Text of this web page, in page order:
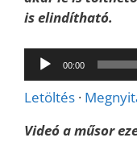
is elindítható.
Audió
lejátszó
00:00
Letöltés ·
Videó a műsor